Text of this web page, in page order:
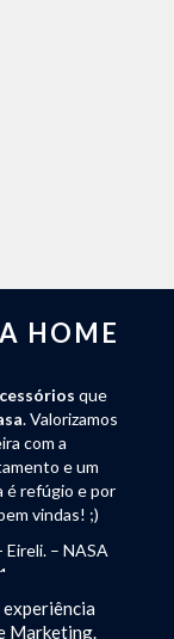
HOME
que
. Valorizamos
com a
e um
é refúgio e por
vindas! ;)
– NASA
Alegre
2250
Marketing.